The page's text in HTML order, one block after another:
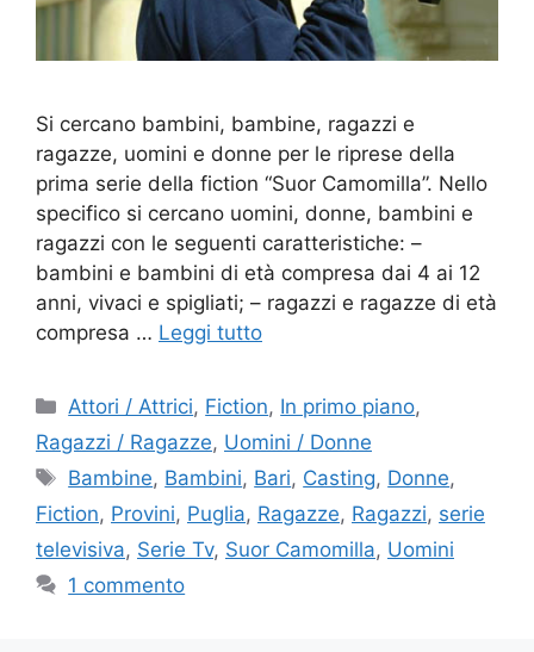
Si cercano bambini, bambine, ragazzi e
ragazze, uomini e donne per le riprese della
prima serie della fiction “Suor Camomilla”. Nello
specifico si cercano uomini, donne, bambini e
ragazzi con le seguenti caratteristiche: –
bambini e bambini di età compresa dai 4 ai 12
anni, vivaci e spigliati; – ragazzi e ragazze di età
compresa … Leggi tutto
Categorie
Attori / Attrici, Fiction, In primo piano,
Ragazzi / Ragazze, Uomini / Donne
Tag
Bambine, Bambini, Bari, Casting, Donne,
Fiction, Provini, Puglia, Ragazze, Ragazzi, serie
televisiva, Serie Tv, Suor Camomilla, Uomini
1 commento